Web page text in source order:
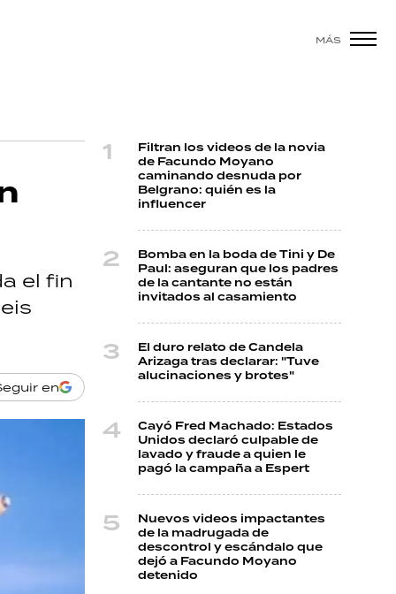
MÁS
el fin
en
Filtran los videos de la novia
de Facundo Moyano
caminando desnuda por
Belgrano: quién es la
influencer
Bomba en la boda de Tini y De
Paul: aseguran que los padres
de la cantante no están
invitados al casamiento
El duro relato de Candela
Arizaga tras declarar: "Tuve
alucinaciones y brotes"
Cayó Fred Machado: Estados
Unidos declaró culpable de
lavado y fraude a quien le
pagó la campaña a Espert
Nuevos videos impactantes
de la madrugada de
descontrol y escándalo que
dejó a Facundo Moyano
detenido